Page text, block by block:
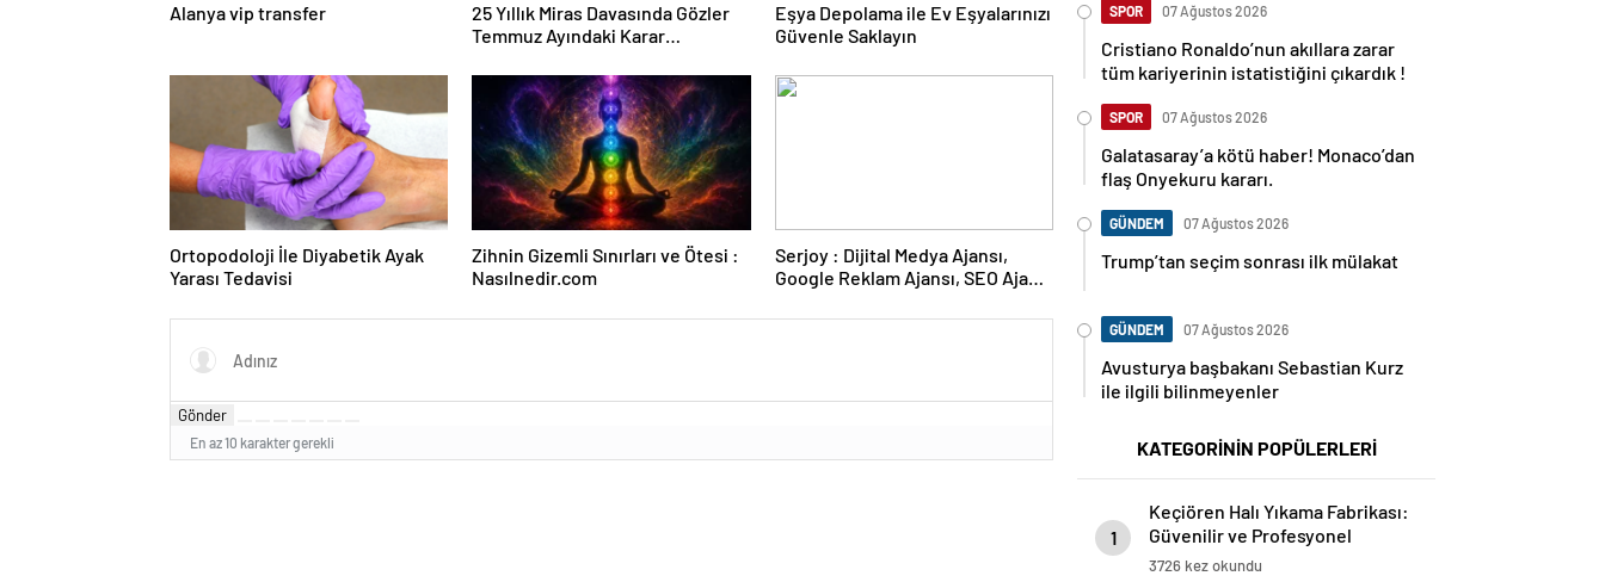
Alanya vip transfer
25 Yıllık Miras Davasında Gözler
Temmuz Ayındaki Karar
Eşya Depolama ile Ev Eşyalarınızı
Güvenle Saklayın
Ortopodoloji İle Diyabetik Ayak
Yarası Tedavisi
Zihnin Gizemli Sınırları ve Ötesi :
Nasılnedir.com
Serjoy : Dijital Medya Ajansı,
Google Reklam Ajansı, SEO Ajansı
Gönder
En az 10 karakter gerekli
SPOR 07 Ağustos 2026
Cristiano Ronaldo’nun akıllara zarar
tüm kariyerinin istatistiğini çıkardık !
SPOR 07 Ağustos 2026
Galatasaray’a kötü haber! Monaco’dan
flaş Onyekuru kararı.
GÜNDEM 07 Ağustos 2026
Trump’tan seçim sonrası ilk mülakat
GÜNDEM 07 Ağustos 2026
Avusturya başbakanı Sebastian Kurz
ile ilgili bilinmeyenler
KATEGORİNİN POPÜLERLERİ
1
Keçiören Halı Yıkama Fabrikası:
Güvenilir ve Profesyonel
Hizmetin Adresi
3726 kez okundu